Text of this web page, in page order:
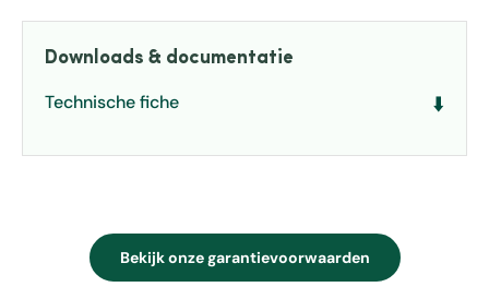
Downloads & documentatie
Technische fiche ⬇️
Bekijk onze garantievoorwaarden